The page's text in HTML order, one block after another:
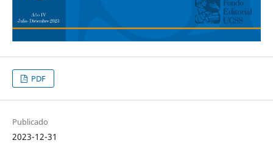
PDF
Publicado
2023-12-31